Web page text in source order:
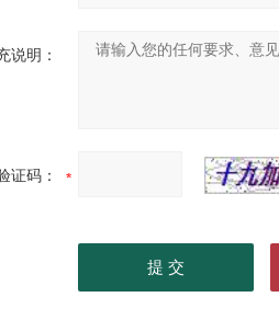
说明：
证码：